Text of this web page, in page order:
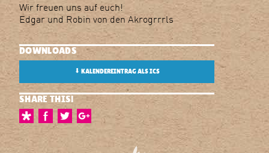
Wir freuen uns auf euch!
Edgar und Robin von den Akrogrrrls
DOWNLOADS
⬇ KALENDEREINTRAG ALS ICS
SHARE THIS!